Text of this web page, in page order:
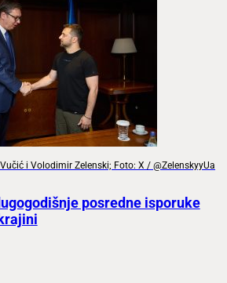
i Volodimir Zelenski; Foto: X / @ZelenskyyUa
posredne isporuke